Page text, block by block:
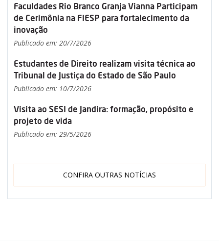
Faculdades Rio Branco Granja Vianna Participam
de Cerimônia na FIESP para fortalecimento da
inovação
Publicado em: 20/7/2026
Estudantes de Direito realizam visita técnica ao
Tribunal de Justiça do Estado de São Paulo
Publicado em: 10/7/2026
Visita ao SESI de Jandira: formação, propósito e
projeto de vida
Publicado em: 29/5/2026
CONFIRA OUTRAS NOTÍCIAS